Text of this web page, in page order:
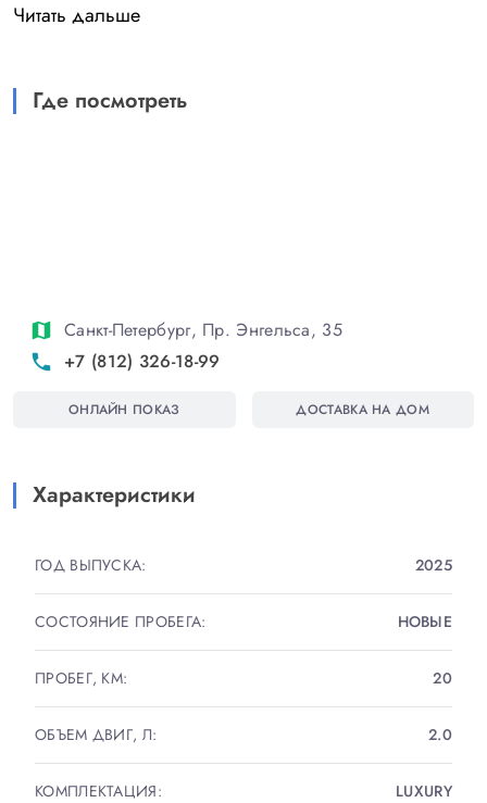
ЧЕСТНАЯ ЦЕНА, В Т.Ч. ЗА НАЛИЧНЫЙ РАСЧЕТ,
ПРИОБРЕТНИИ В КРЕДИТ ИЛИ TRADE-IN!
НИКАКИХ ОГРАНИЧЕНИЙ НА ПРОДАЖУ.
ПОЛНОСТЬЮ РАСТАМОЖЕН. ВЫ БУДЕТЕ ПЕРВЫМ
ВНЕШНИЙ И ВНУТРЕННИЙ СПОРТ ЛАЙН! БЕЗ
ХРОМА! BLACK ПАКЕТ
МАКСИМАЛЬНАЯ КОМПЛЕКТАЦИЯ С
КОЖА НАППА , ПАНОРАМА, МАТРИЧНЫЕ ФАРЫ,
ЭЛЕКТРОПРИВОД ПЕРЕДНИХ СИДЕНИЙ,
МАССАЖ, КАМЕРЫ 360, CЛЕПЫЕ ЗОНЫ,
АССИСТЕНТ ДВИЖЕНИЯ ПО ПОЛОСЕ, FRONT
Читать дальше
Где посмотреть
map Санкт-Петербург, Пр. Энгельса, 35
phone +7 (812) 326-18-99
ОНЛАЙН ПОКАЗ ДОСТАВКА НА ДОМ
Характеристики
ГОД ВЫПУСКА: 2025
СОСТОЯНИЕ ПРОБЕГА: НОВЫЕ
ПРОБЕГ, КМ: 20
ОБЪЕМ ДВИГ, Л: 2.0
КОМПЛЕКТАЦИЯ: LUXURY